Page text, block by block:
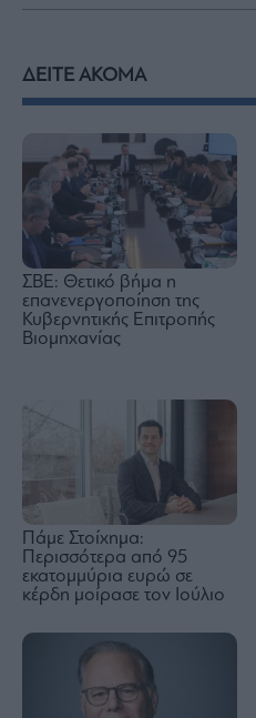
ΔΕΙΤΕ ΑΚΟΜΑ
ΣΒΕ: Θετικό βήμα η
επανενεργοποίηση της
Κυβερνητικής Επιτροπής
Βιομηχανίας
Πάμε Στοίχημα:
Περισσότερα από 95
εκατομμύρια ευρώ σε
κέρδη μοίρασε τον Ιούλιο